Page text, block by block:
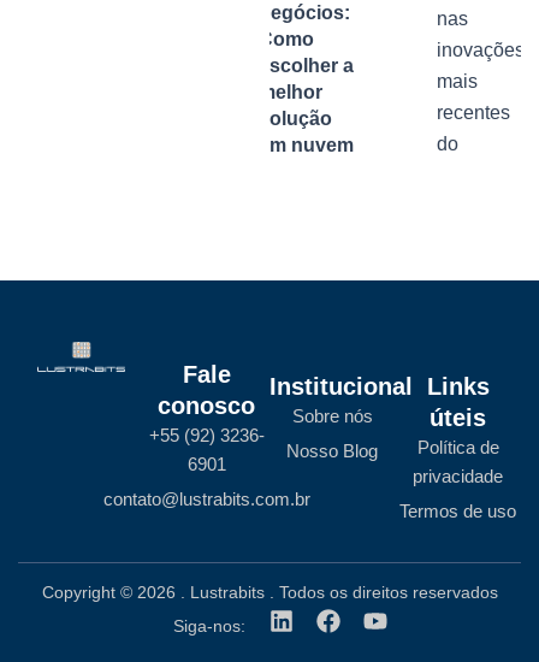
negócios:
Como
escolher a
melhor
solução
em nuvem
nas
inovações
mais
recentes
do
Fale
conosco
+55 (92) 3236-
6901
contato@lustrabits.com.br
Institucional
Sobre nós
Nosso Blog
Links
úteis
Política de
privacidade
Termos de uso
Copyright © 2026 . Lustrabits . Todos os direitos reservados
Siga-nos:
L
F
Y